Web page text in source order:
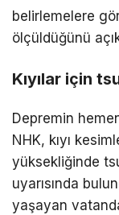
belirlemelere
ölçüldüğünü
Kıyılar için
Depremin
NHK, kıyı
yüksekliğinde
uyarısında
yaşayan